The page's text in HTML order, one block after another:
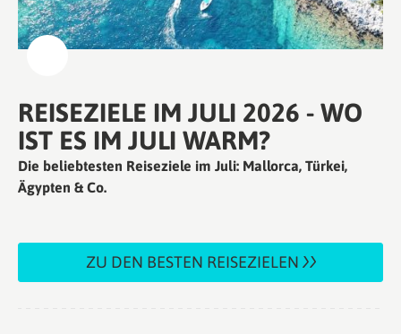
REISEZIELE IM JULI 2026 - WO
IST ES IM JULI WARM?
Die beliebtesten Reiseziele im Juli: Mallorca, Türkei,
Ägypten & Co.
ZU DEN BESTEN REISEZIELEN